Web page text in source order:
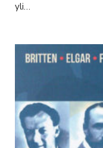
yli…